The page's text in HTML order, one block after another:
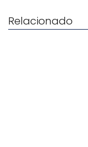
Relacionado